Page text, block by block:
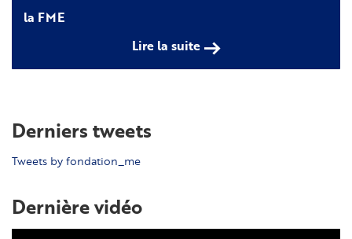
la FME
Lire la suite
Derniers tweets
Tweets by fondation_me
Dernière vidéo